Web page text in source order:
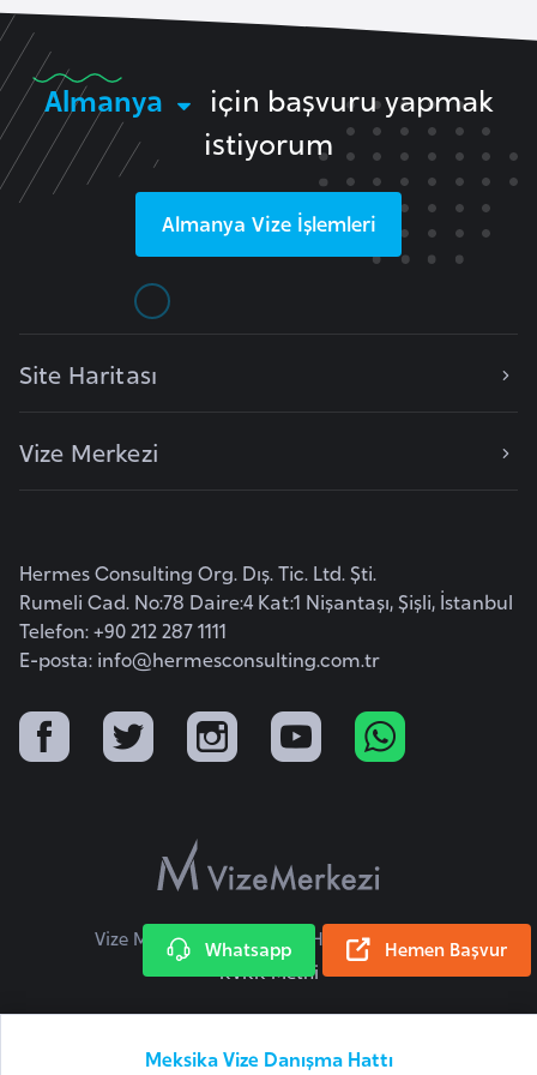
Meksika Vize Danışma Hattı
Almanya
için başvuru yapmak
istiyorum
Almanya Vize İşlemleri
Site Haritası
Vize Merkezi
Hermes Consulting Org. Dış. Tic. Ltd. Şti.
Rumeli Cad. No:78 Daire:4 Kat:1 Nişantaşı, Şişli, İstanbul
Telefon: +90 212 287 1111
E-posta: info@hermesconsulting.com.tr
Vize Merkezi © 2026 Tüm Hakları Saklıdır.
KVKK Metni
i
y
e
t
y
b
u
t
i
Ç
i
Hemen Başvur
Whatsapp